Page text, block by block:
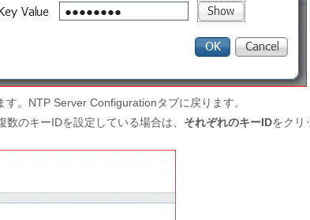
す。NTP Server Configurationタブに戻ります。
のキーIDを設定している場合は、 それぞれのキーIDをクリ